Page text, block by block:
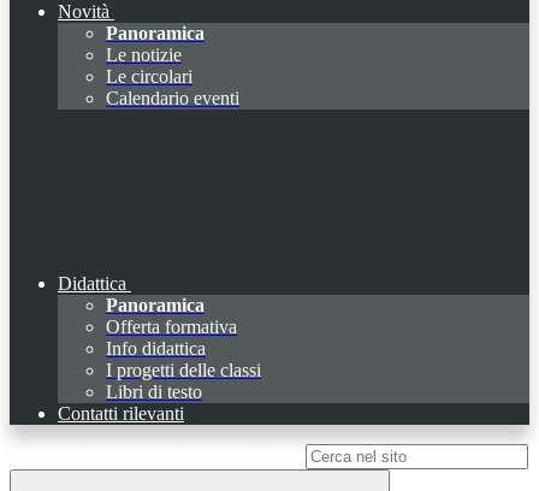
Novità
Panoramica
Le notizie
Le circolari
Calendario eventi
Didattica
Panoramica
Offerta formativa
Info didattica
I progetti delle classi
Libri di testo
Contatti rilevanti